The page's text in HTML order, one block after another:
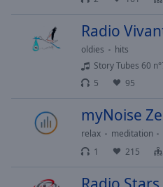
Radio
oldies
hits
Story Tubes 60
5
95
myNoise
relax meditation
1
215